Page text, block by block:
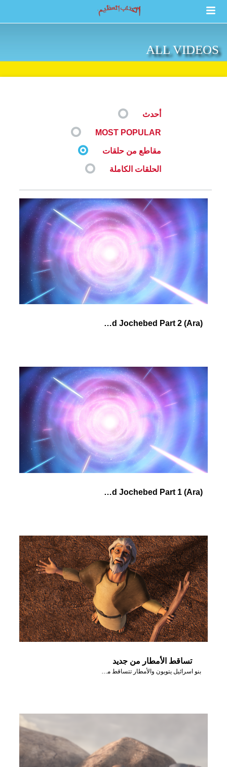
ALL VIDEOS
أحدث
MOST POPULAR
مقاطع من حلقات
الحلقات الكاملة
(Ara) Pharaoh's Daughter and Jochebed Part 2
(Ara) Pharaoh's Daughter and Jochebed Part 1
تساقط الأمطار من جديد
بنو اسرائيل يتوبون والأمطار تتساقط من جديد